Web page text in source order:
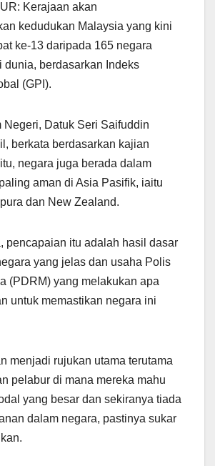
c
e
b
o
k
ail ar
e
Kerajaan akan
kedudukan Malaysia yang kini
ke-13 daripada 165 negara
dunia, berdasarkan Indeks
(GPI).
Negeri, Datuk Seri Saifuddin
berkata berdasarkan kajian
negara juga berada dalam
aman di Asia Pasifik, iaitu
dan New Zealand.
pencapaian itu adalah hasil dasar
yang jelas dan usaha Polis
(PDRM) yang melakukan apa
untuk memastikan negara ini
menjadi rujukan utama terutama
pelabur di mana mereka mahu
yang besar dan sekiranya tiada
dalam negara, pastinya sukar